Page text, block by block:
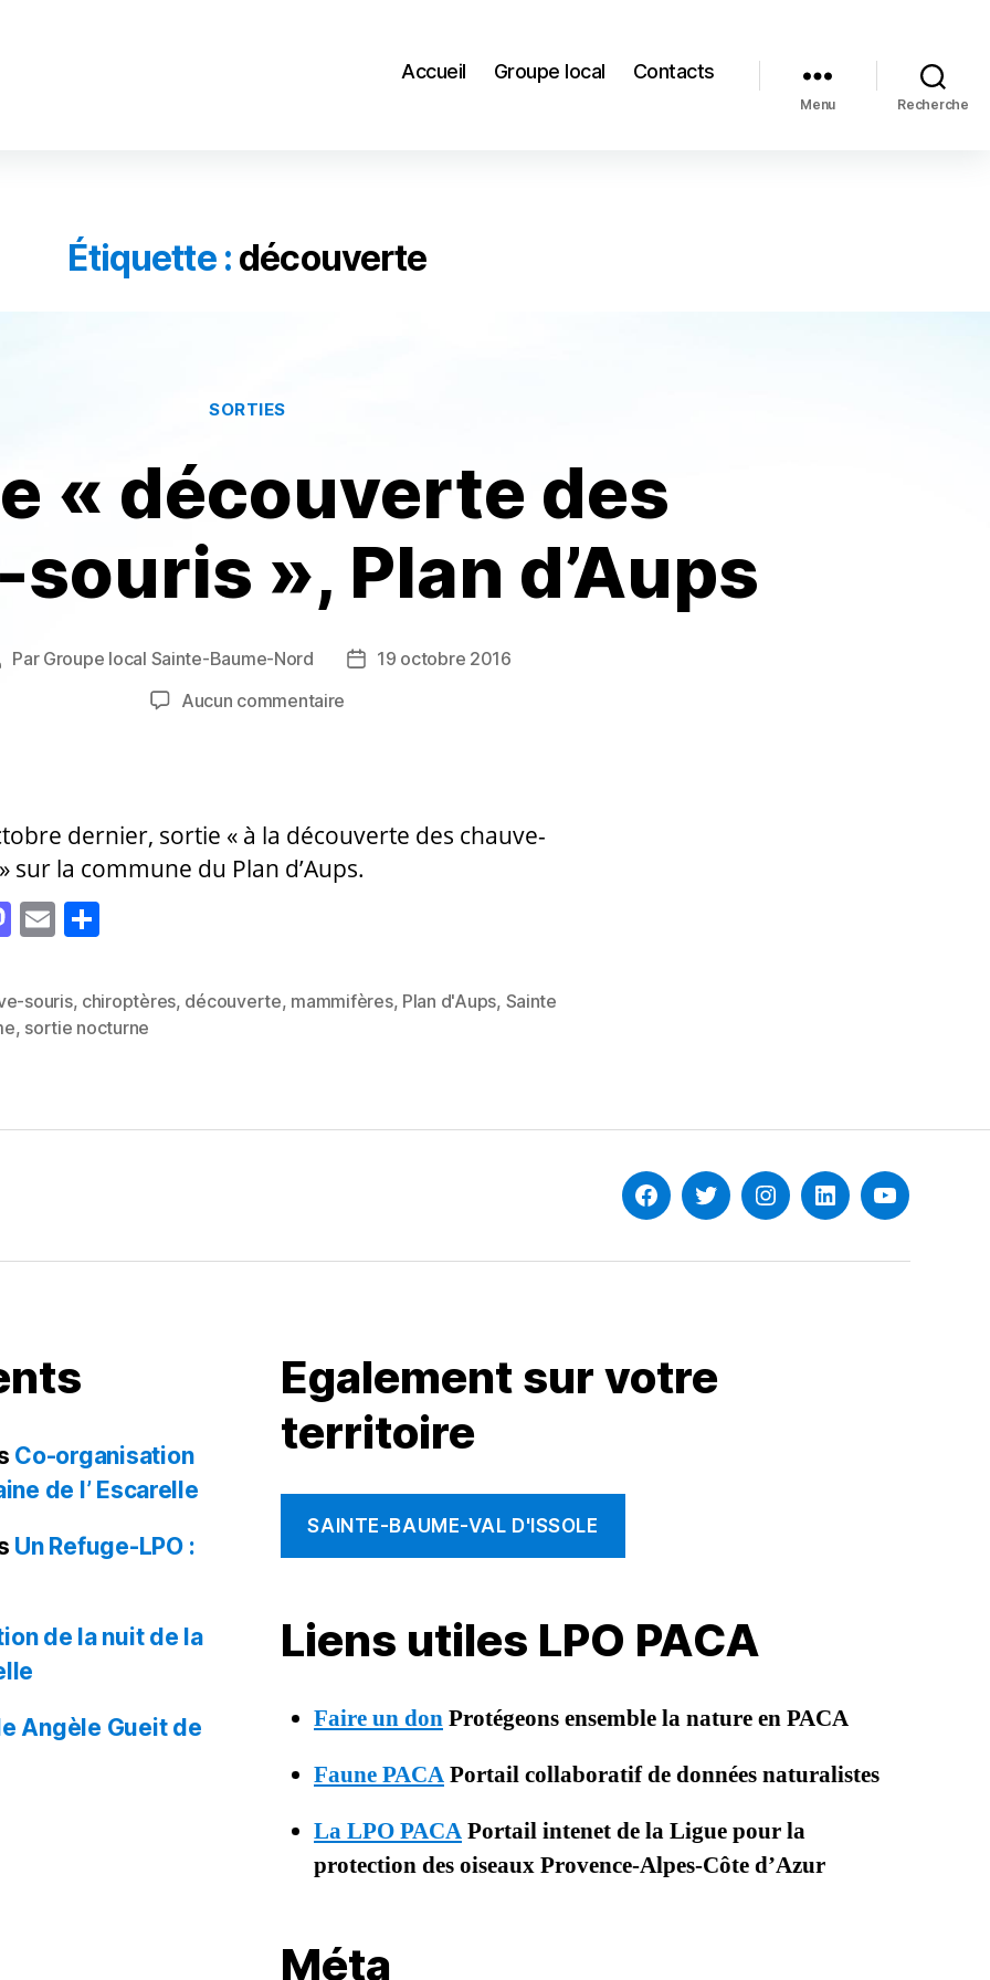
Accueil Groupe local Contacts
Menu Recherche
Étiquette : découverte
Catégories
SORTIES
« découverte des
», Plan d’Aups
Par Groupe local Sainte-Baume-Nord
Date19 octobre 2016
Aucun commentaire
souris »,
Plan
dernier, sortie « à la découverte des chauve-
sur la commune du Plan d’Aups.
M
to
d
E
ai
l
rt
a
souris, chiroptères, découverte, mammifères, Plan d'Aups, Sainte
, sortie nocturne
FacebookTwitterInstagramLinkedinYouTube
Co-organisation
de l’ Escarelle
Un Refuge-LPO :
de la nuit de la
Angèle Gueit de
Egalement sur votre
territoire
SAINTE-BAUME-VAL D'ISSOLE
Liens utiles LPO PACA
Faire un donProtégeons ensemble la nature en PACA
Faune PACAPortail collaboratif de données naturalistes
La LPO PACAPortail intenet de la Ligue pour la
protection des oiseaux Provence-Alpes-Côte d’Azur
Méta